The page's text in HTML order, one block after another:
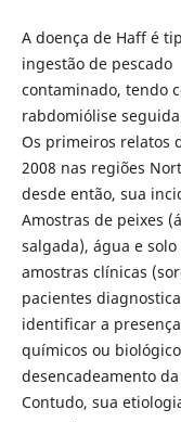
A doença de Haff é
ingestão de pescado
contaminado, tendo
rabdomiólise
Os primeiros relatos
2008 nas regiões
desde então, sua
Amostras de peixes
salgada), água e
amostras clínicas
pacientes
identificar a
químicos ou
desencadeamento
Contudo, sua